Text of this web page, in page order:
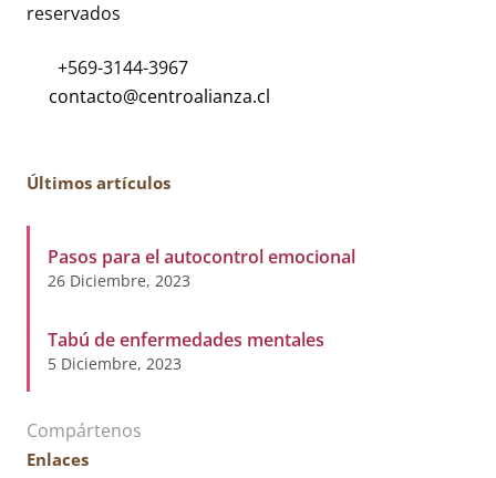
reservados
+569-3144-3967
Últimos artículos
Pasos para el autocontrol emocional
26 Diciembre, 2023
Tabú de enfermedades mentales
5 Diciembre, 2023
Compártenos
Enlaces